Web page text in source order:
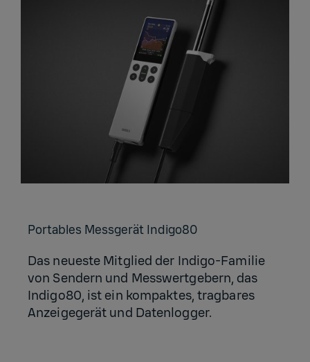
Por­ta­bles Mess­ge­rät In­di­go80
Das neueste Mitglied der Indigo-Familie
von Sendern und Messwertgebern, das
Indigo80, ist ein kompaktes, tragbares
Anzeigegerät und Datenlogger.